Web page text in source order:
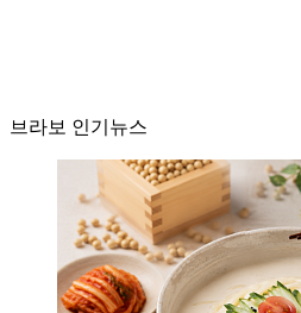
브라보 인기뉴스